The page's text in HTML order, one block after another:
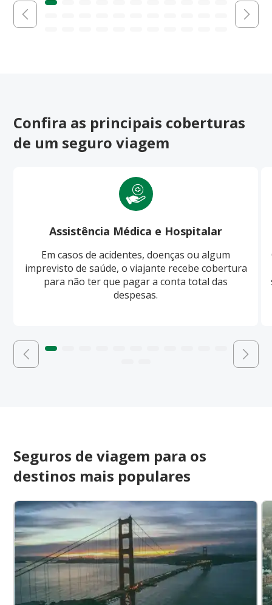
Confira as principais coberturas
de um seguro viagem
Assistência Médica e Hospitalar
Em casos de acidentes, doenças ou algum
imprevisto de saúde, o viajante recebe cobertura
para não ter que pagar a conta total das
despesas.
Seguros de viagem para os
destinos mais populares